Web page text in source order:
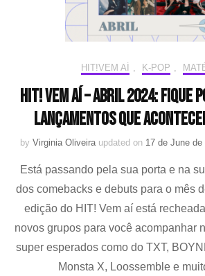
HIT!VEM AÍ , K-POP ,
HIT! Vem aí – Abril 2024:
lançamentos que
by Virginia Oliveira updated on 17 de June de
Está passando pela sua porta e na
dos comebacks e debuts para o mês
edição do HIT! Vem aí está
novos grupos para você acompanhar
super esperados como do TXT,
Monsta X, Loossemble e